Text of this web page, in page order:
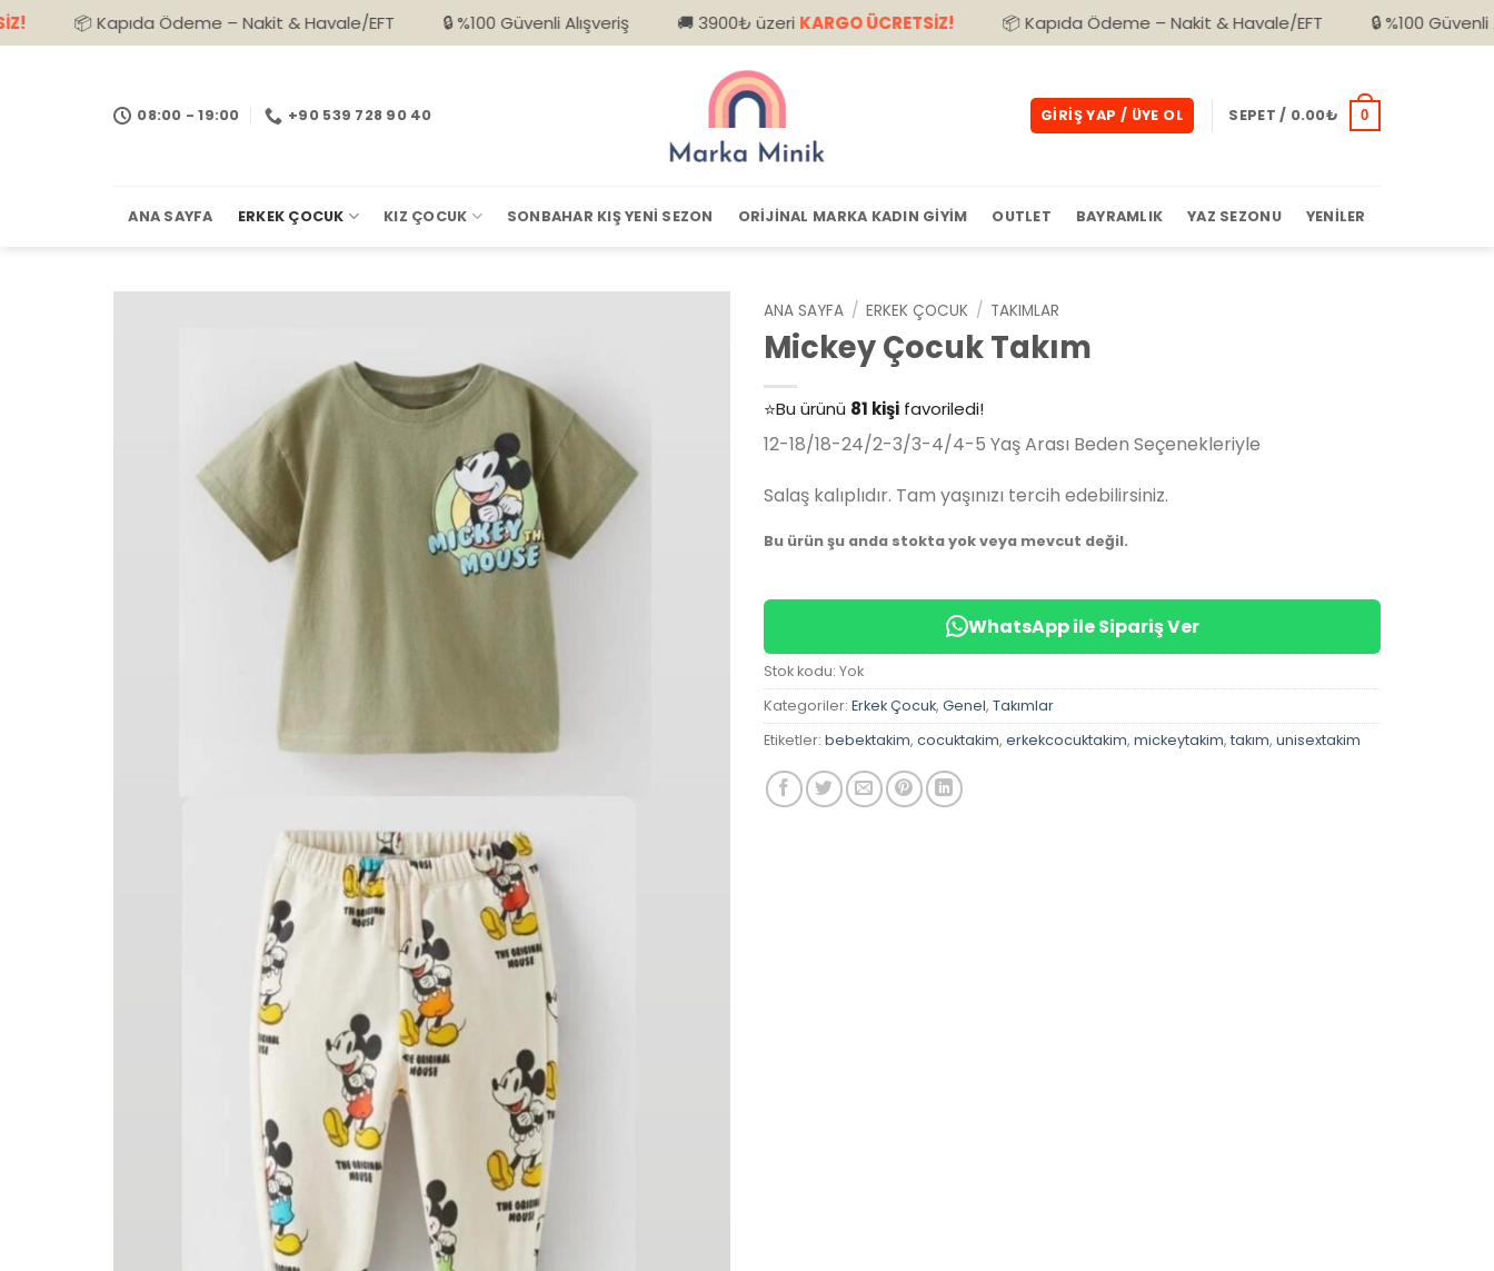
İçeriğe
atla
Ödeme – Nakit & Havale/EFT 🔒 %100 Güvenli Alışveriş 🚚 3900₺ üzeri KARGO ÜCRETSİZ! 📦 Kapıda Ödeme – Nakit & Havale/EFT 🔒 %100 Güvenli Alışveriş
08:00 - 19:00 +90 539 728 90 40 GIRIŞ YAP / ÜYE OL SEPET / 0.00₺ 0
ANA SAYFA ERKEK ÇOCUK KIZ ÇOCUK SONBAHAR KIŞ YENI SEZON ORIJINAL MARKA KADIN GIYIM OUTLET BAYRAMLIK YAZ SEZONU YENILER
ANA SAYFA / ERKEK ÇOCUK / TAKIMLAR
Mickey Çocuk Takım
👀Şu an
⭐️Bu ürünü 81 kişi favoriledi!
🛒39 kişisepetine ekledi!
12-18/18-24/2-3/3-4/4-5 Yaş Arası Beden Seçenekleriyle
Salaş kalıplıdır. Tam yaşınızı tercih edebilirsiniz.
Bu ürün şu anda stokta yok veya mevcut değil.
WhatsApp ile Sipariş Ver
Stok kodu: Yok
Kategoriler: Erkek Çocuk, Genel, Takımlar
Etiketler: bebektakim, cocuktakim, erkekcocuktakim, mickeytakim, takım, unisextakim